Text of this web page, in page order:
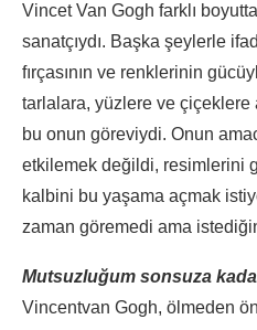
Vincet Van Gogh farklı
sanatçıydı. Başka şeylerle
fırçasının ve renklerinin
tarlalara, yüzlere ve çiçeklere
bu onun göreviydi. Onun
etkilemek değildi, resimlerini
kalbini bu yaşama açmak
zaman göremedi ama
Mutsuzluğum sonsuza
Vincentvan Gogh, ölmeden